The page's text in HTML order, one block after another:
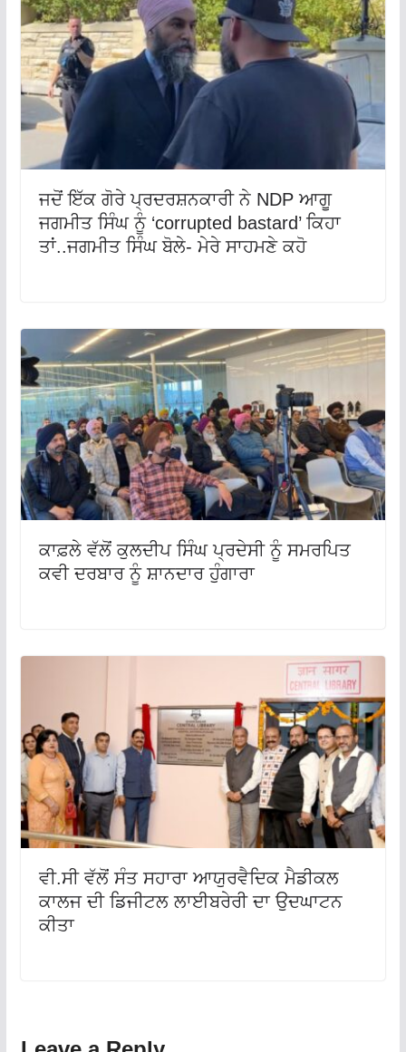
ਜਦੋਂ ਇੱਕ ਗੋਰੇ ਪ੍ਰਦਰਸ਼ਨਕਾਰੀ ਨੇ NDP ਆਗੂ
ਜਗਮੀਤ ਸਿੰਘ ਨੂੰ ‘corrupted bastard’ ਕਿਹਾ
ਤਾਂ..ਜਗਮੀਤ ਸਿੰਘ ਬੋਲੇ- ਮੇਰੇ ਸਾਹਮਣੇ ਕਹੋ
ਕਾਫ਼ਲੇ ਵੱਲੋਂ ਕੁਲਦੀਪ ਸਿੰਘ ਪ੍ਰਦੇਸੀ ਨੂੰ ਸਮਰਪਿਤ
ਕਵੀ ਦਰਬਾਰ ਨੂੰ ਸ਼ਾਨਦਾਰ ਹੁੰਗਾਰਾ
ਵੀ.ਸੀ ਵੱਲੋਂ ਸੰਤ ਸਹਾਰਾ ਆਯੁਰਵੈਦਿਕ ਮੈਡੀਕਲ
ਕਾਲਜ ਦੀ ਡਿਜੀਟਲ ਲਾਈਬਰੇਰੀ ਦਾ ਉਦਘਾਟਨ
ਕੀਤਾ